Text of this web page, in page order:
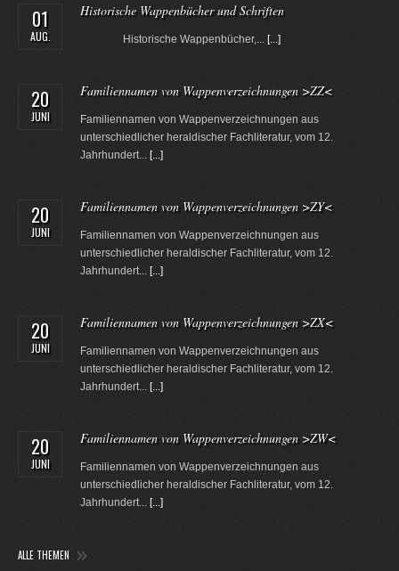
01
AUG.
Historische Wappenbücher und Schriften
Historische Wappenbücher,... [...]
20
JUNI
Familiennamen von Wappenverzeichnungen >ZZ<
Familiennamen von Wappenverzeichnungen aus
unterschiedlicher heraldischer Fachliteratur, vom 12.
Jahrhundert... [...]
20
JUNI
Familiennamen von Wappenverzeichnungen >ZY<
Familiennamen von Wappenverzeichnungen aus
unterschiedlicher heraldischer Fachliteratur, vom 12.
Jahrhundert... [...]
20
JUNI
Familiennamen von Wappenverzeichnungen >ZX<
Familiennamen von Wappenverzeichnungen aus
unterschiedlicher heraldischer Fachliteratur, vom 12.
Jahrhundert... [...]
20
JUNI
Familiennamen von Wappenverzeichnungen >ZW<
Familiennamen von Wappenverzeichnungen aus
unterschiedlicher heraldischer Fachliteratur, vom 12.
Jahrhundert... [...]
ALLE THEMEN